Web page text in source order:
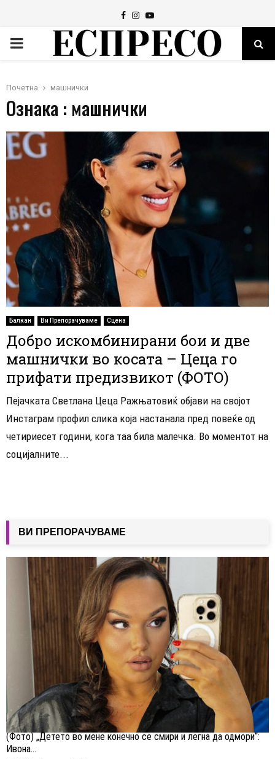
Facebook
Instagram
Youtube
PRIMARY
Почетна машнички
Ознака : машнички
Балкан Ви Препорачуваме Сцена
Добро искомбинирани бои и две
машнички во косата – Цеца го
прифати предизвикот (ФОТО)
Пејачката Светлана Цеца Ражњатовиќ објави на својот
Инстаграм профил слика која настанала пред повеќе од
четириесет години, кога таа била малечка. Во моментот на
социјалните...
ВИ ПРЕПОРАЧУВАМЕ
(Фото) „Детето во мене конечно се смири и легна да одмори“:
Ивона...